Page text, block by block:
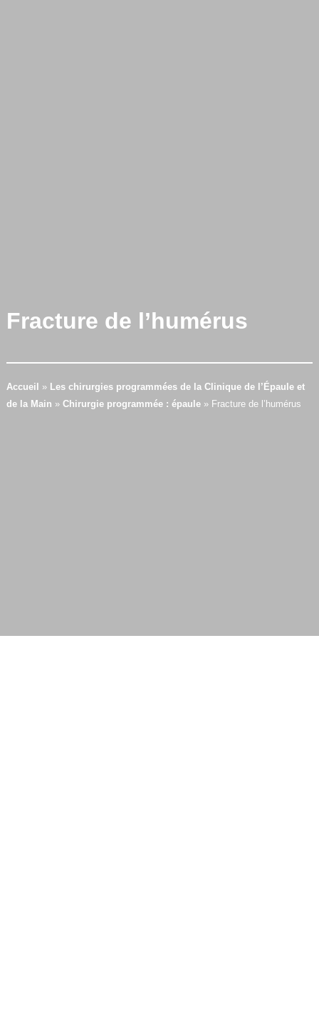
Fracture de l’humérus
Accueil » Les chirurgies programmées de la Clinique de l’Épaule et
de la Main » Chirurgie programmée : épaule» Fracture de l’humérus